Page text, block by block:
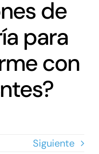
de
para
con
Siguiente